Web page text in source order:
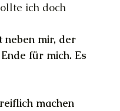
ich doch
neben mir, der
für mich. Es
machen